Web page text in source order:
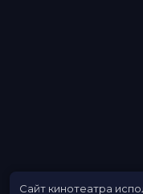
Сайт кинотеатра